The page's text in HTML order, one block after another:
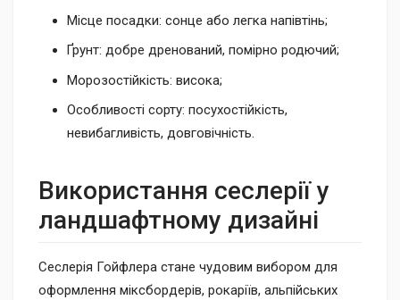
Місце посадки: сонце або легка напівтінь;
Ґрунт: добре дренований, помірно родючий;
Морозостійкість: висока;
Особливості сорту: посухостійкість,
невибагливість, довговічність.
Використання сеслерії у
ландшафтному дизайні
Сеслерія Гойфлера стане чудовим вибором для
оформлення міксбордерів, рокаріїв, альпійських